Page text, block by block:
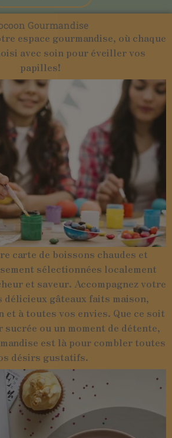
Gourmandise
espace gourmandise, où chaque
avec soin pour éveiller vos
papilles!
carte de boissons chaudes et
sélectionnées localement
et saveur. Accompagnez votre
délicieux gâteaux faits maison,
et à toutes vos envies. Que ce soit
sucrée ou un moment de détente,
est là pour combler toutes
désirs gustatifs.